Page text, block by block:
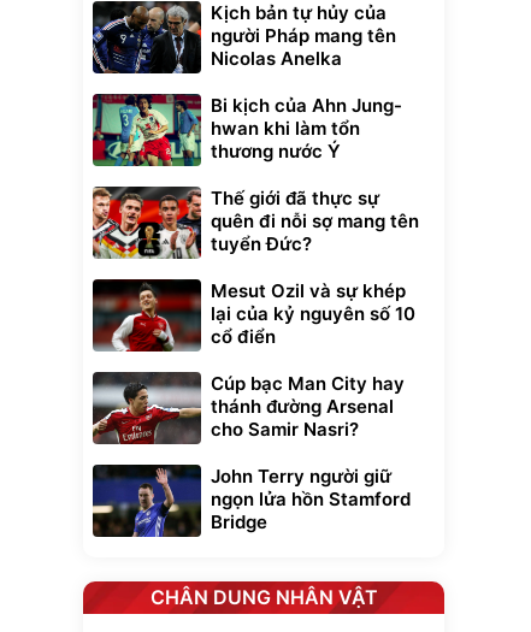
Kịch bản tự hủy của
người Pháp mang tên
Nicolas Anelka
Bi kịch của Ahn Jung-
hwan khi làm tổn
thương nước Ý
Thế giới đã thực sự
quên đi nỗi sợ mang tên
tuyển Đức?
Mesut Ozil và sự khép
lại của kỷ nguyên số 10
cổ điển
Cúp bạc Man City hay
thánh đường Arsenal
cho Samir Nasri?
John Terry người giữ
ngọn lửa hồn Stamford
Bridge
CHÂN DUNG NHÂN VẬT